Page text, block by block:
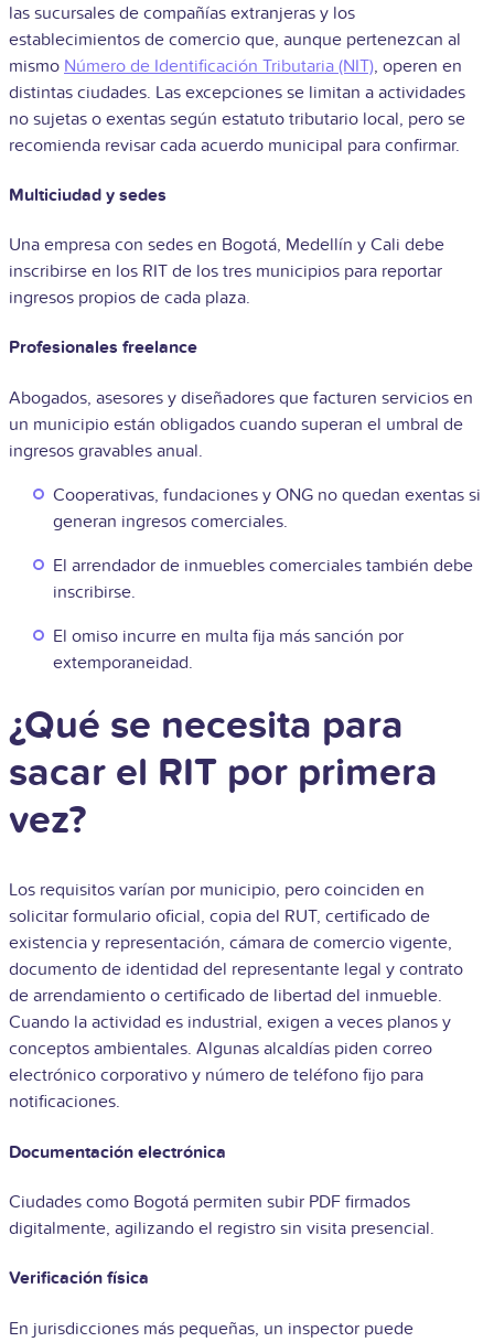
las sucursales de compañías extranjeras y los
establecimientos de comercio que, aunque pertenezcan al
mismo Número de Identificación Tributaria (NIT), operen en
distintas ciudades. Las excepciones se limitan a actividades
no sujetas o exentas según estatuto tributario local, pero se
recomienda revisar cada acuerdo municipal para confirmar.
Multiciudad y sedes
Una empresa con sedes en Bogotá, Medellín y Cali debe
inscribirse en los RIT de los tres municipios para reportar
ingresos propios de cada plaza.
Profesionales freelance
Abogados, asesores y diseñadores que facturen servicios en
un municipio están obligados cuando superan el umbral de
ingresos gravables anual.
Cooperativas, fundaciones y ONG no quedan exentas si
generan ingresos comerciales.
El arrendador de inmuebles comerciales también debe
inscribirse.
El omiso incurre en multa fija más sanción por
extemporaneidad.
¿Qué se necesita para
sacar el RIT por primera
vez?
Los requisitos varían por municipio, pero coinciden en
solicitar formulario oficial, copia del RUT, certificado de
existencia y representación, cámara de comercio vigente,
documento de identidad del representante legal y contrato
de arrendamiento o certificado de libertad del inmueble.
Cuando la actividad es industrial, exigen a veces planos y
conceptos ambientales. Algunas alcaldías piden correo
electrónico corporativo y número de teléfono fijo para
notificaciones.
Documentación electrónica
Ciudades como Bogotá permiten subir PDF firmados
digitalmente, agilizando el registro sin visita presencial.
Verificación física
En jurisdicciones más pequeñas, un inspector puede